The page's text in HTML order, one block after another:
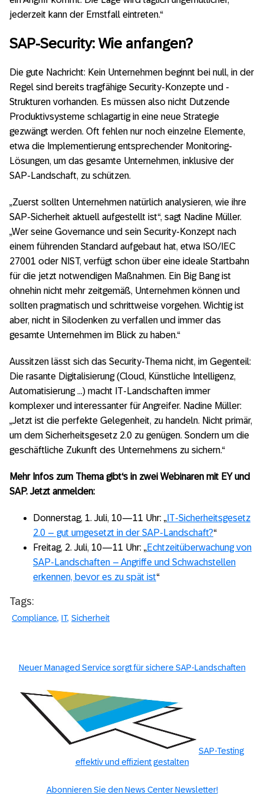
jederzeit kann der Ernstfall eintreten.“
SAP-Security: Wie anfangen?
Die gute Nachricht: Kein Unternehmen beginnt bei null, in der
Regel sind bereits tragfähige Security-Konzepte und -
Strukturen vorhanden. Es müssen also nicht Dutzende
Produktivsysteme schlagartig in eine neue Strategie
gezwängt werden. Oft fehlen nur noch einzelne Elemente,
etwa die Implementierung entsprechender Monitoring-
Lösungen, um das gesamte Unternehmen, inklusive der
SAP-Landschaft, zu schützen.
„Zuerst sollten Unternehmen natürlich analysieren, wie ihre
SAP-Sicherheit aktuell aufgestellt ist“, sagt Nadine Müller.
„Wer seine Governance und sein Security-Konzept nach
einem führenden Standard aufgebaut hat, etwa ISO/IEC
27001 oder NIST, verfügt schon über eine ideale Startbahn
für die jetzt notwendigen Maßnahmen. Ein Big Bang ist
ohnehin nicht mehr zeitgemäß, Unternehmen können und
sollten pragmatisch und schrittweise vorgehen. Wichtig ist
aber, nicht in Silodenken zu verfallen und immer das
gesamte Unternehmen im Blick zu haben.“
Aussitzen lässt sich das Security-Thema nicht, im Gegenteil:
Die rasante Digitalisierung (Cloud, Künstliche Intelligenz,
Automatisierung …) macht IT-Landschaften immer
komplexer und interessanter für Angreifer. Nadine Müller:
„Jetzt ist die perfekte Gelegenheit, zu handeln. Nicht primär,
um dem Sicherheitsgesetz 2.0 zu genügen. Sondern um die
geschäftliche Zukunft des Unternehmens zu sichern.“
Mehr Infos zum Thema gibt‘s in zwei Webinaren mit EY und
SAP. Jetzt anmelden:
Donnerstag, 1. Juli, 10—11 Uhr: „ IT-Sicherheitsgesetz
2.0 – gut umgesetzt in der SAP-Landschaft?“
Freitag, 2. Juli, 10—11 Uhr: „Echtzeitüberwachung von
SAP-Landschaften – Angriffe und Schwachstellen
erkennen, bevor es zu spät ist“
Tags:
Compliance IT Sicherheit
Neuer Managed Service sorgt für sichere SAP-Landschaften
SAP-Testing
effektiv und effizient gestalten
Abonnieren Sie den News Center Newsletter!